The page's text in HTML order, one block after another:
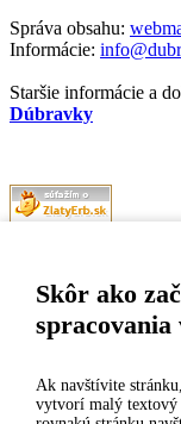
Skôr ako
spracovania
Ak navštívite
vytvorí malý textový
Správa obsahu:
Informácie:
Staršie informácie a
Dúbravky
MESTSKÁ ČASŤ